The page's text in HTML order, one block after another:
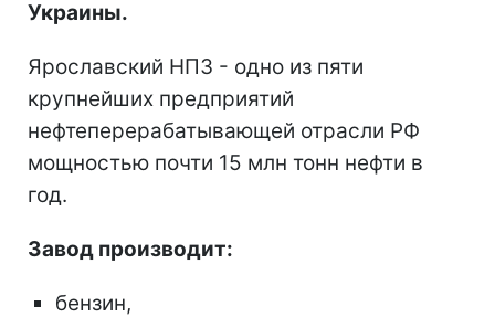
Украины.
Ярославский НПЗ - одно из пяти
крупнейших предприятий
нефтеперерабатывающей отрасли РФ
мощностью почти 15 млн тонн нефти в
год.
Завод производит:
бензин,